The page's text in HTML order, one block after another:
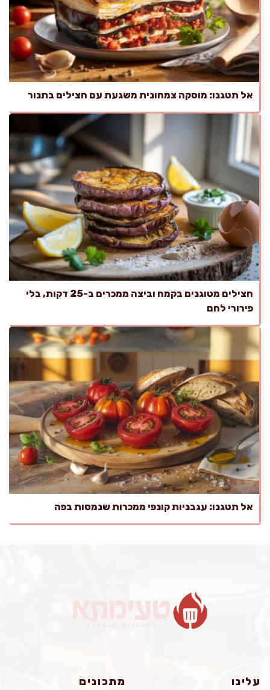
אל תטגנו: מוסקה צמחונית משגעת עם חצילים בתנור
חצילים מטוגנים בקמח וביצה ממכרים ב-25 דקות, בלי
פירורי לחם
אל תטגנו: עגבניות קונפי ממכרות שנמסות בפה
עלינו מתכונים